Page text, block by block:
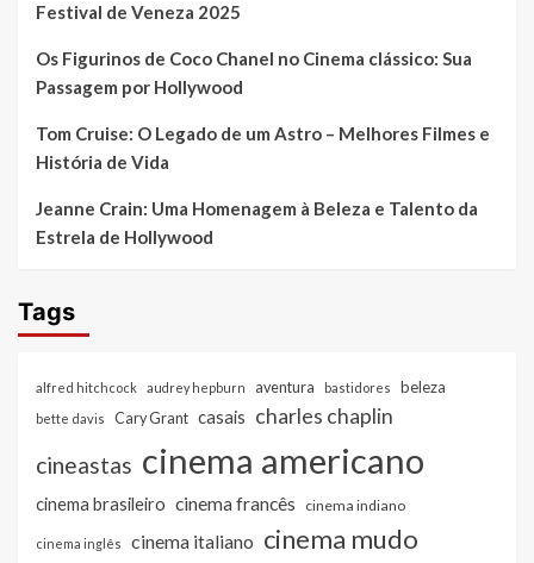
Festival de Veneza 2025
Os Figurinos de Coco Chanel no Cinema clássico: Sua
Passagem por Hollywood
Tom Cruise: O Legado de um Astro – Melhores Filmes e
História de Vida
Jeanne Crain: Uma Homenagem à Beleza e Talento da
Estrela de Hollywood
Tags
alfred hitchcock audrey hepburn aventura bastidores beleza
bette davis Cary Grant casais charles chaplin
cineastas cinema americano
cinema brasileiro cinema francês cinema indiano
cinema inglês cinema italiano cinema mudo